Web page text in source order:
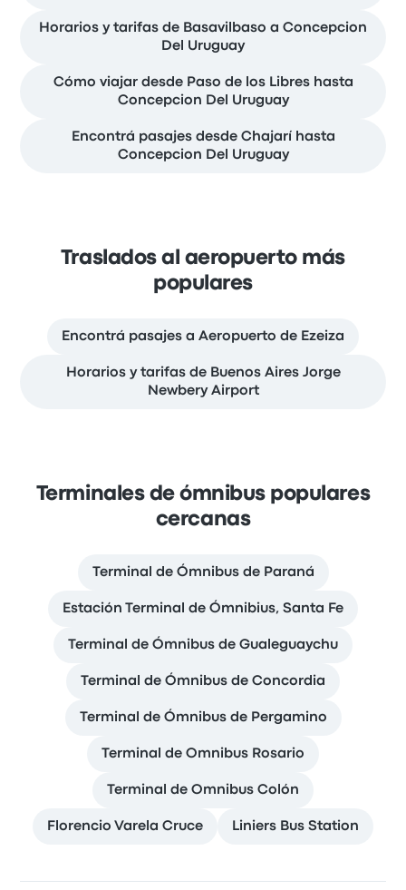
Horarios y tarifas de Basavilbaso a Concepcion
Del Uruguay
Cómo viajar desde Paso de los Libres hasta
Concepcion Del Uruguay
Encontrá pasajes desde Chajarí hasta
Concepcion Del Uruguay
Traslados al aeropuerto más
populares
Encontrá pasajes a Aeropuerto de Ezeiza
Horarios y tarifas de Buenos Aires Jorge
Newbery Airport
Terminales de ómnibus populares
cercanas
Terminal de Ómnibus de Paraná
Estación Terminal de Ómnibius, Santa Fe
Terminal de Ómnibus de Gualeguaychu
Terminal de Ómnibus de Concordia
Terminal de Ómnibus de Pergamino
Terminal de Omnibus Rosario
Terminal de Omnibus Colón
Florencio Varela Cruce Liniers Bus Station